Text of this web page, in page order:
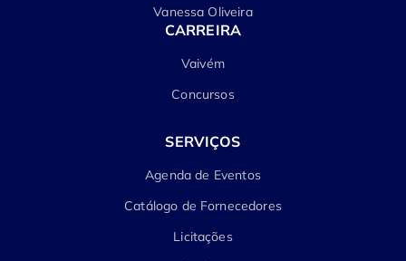
Vanessa Oliveira
CARREIRA
Vaivém
Concursos
SERVIÇOS
Agenda de Eventos
Catálogo de Fornecedores
Licitações